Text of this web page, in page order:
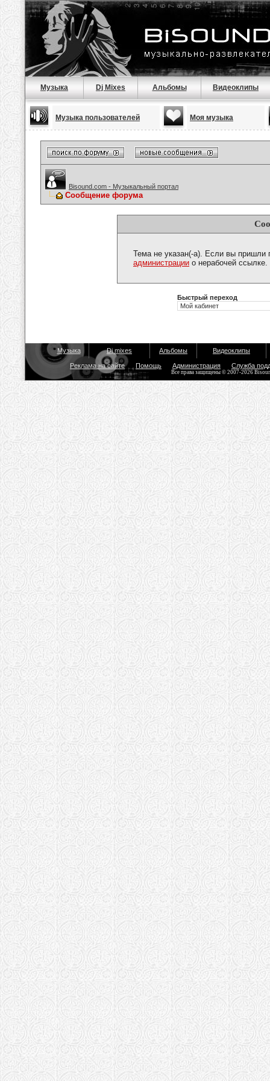
Музыка Dj Mixes Альбомы Видеоклипы
Музыка пользователей Моя музыка
Bisound.com - Музыкальный портал
Сообщение форума
Тема не указан(-а). Если вы пришли
администрации о нерабочей ссылке.
Быстрый переход
Музыка Dj mixes Альбомы Видеоклипы
Реклама на сайте Помощь Администрация Служба
Все права защищены © 2007-2026